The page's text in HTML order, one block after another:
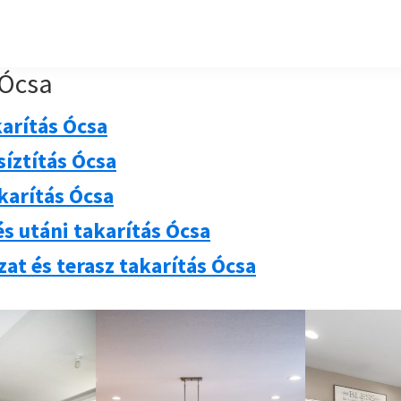
Ócsa
Ócsa
Ócsa
utáni takarítás Ócsa
és terasz takarítás Ócsa